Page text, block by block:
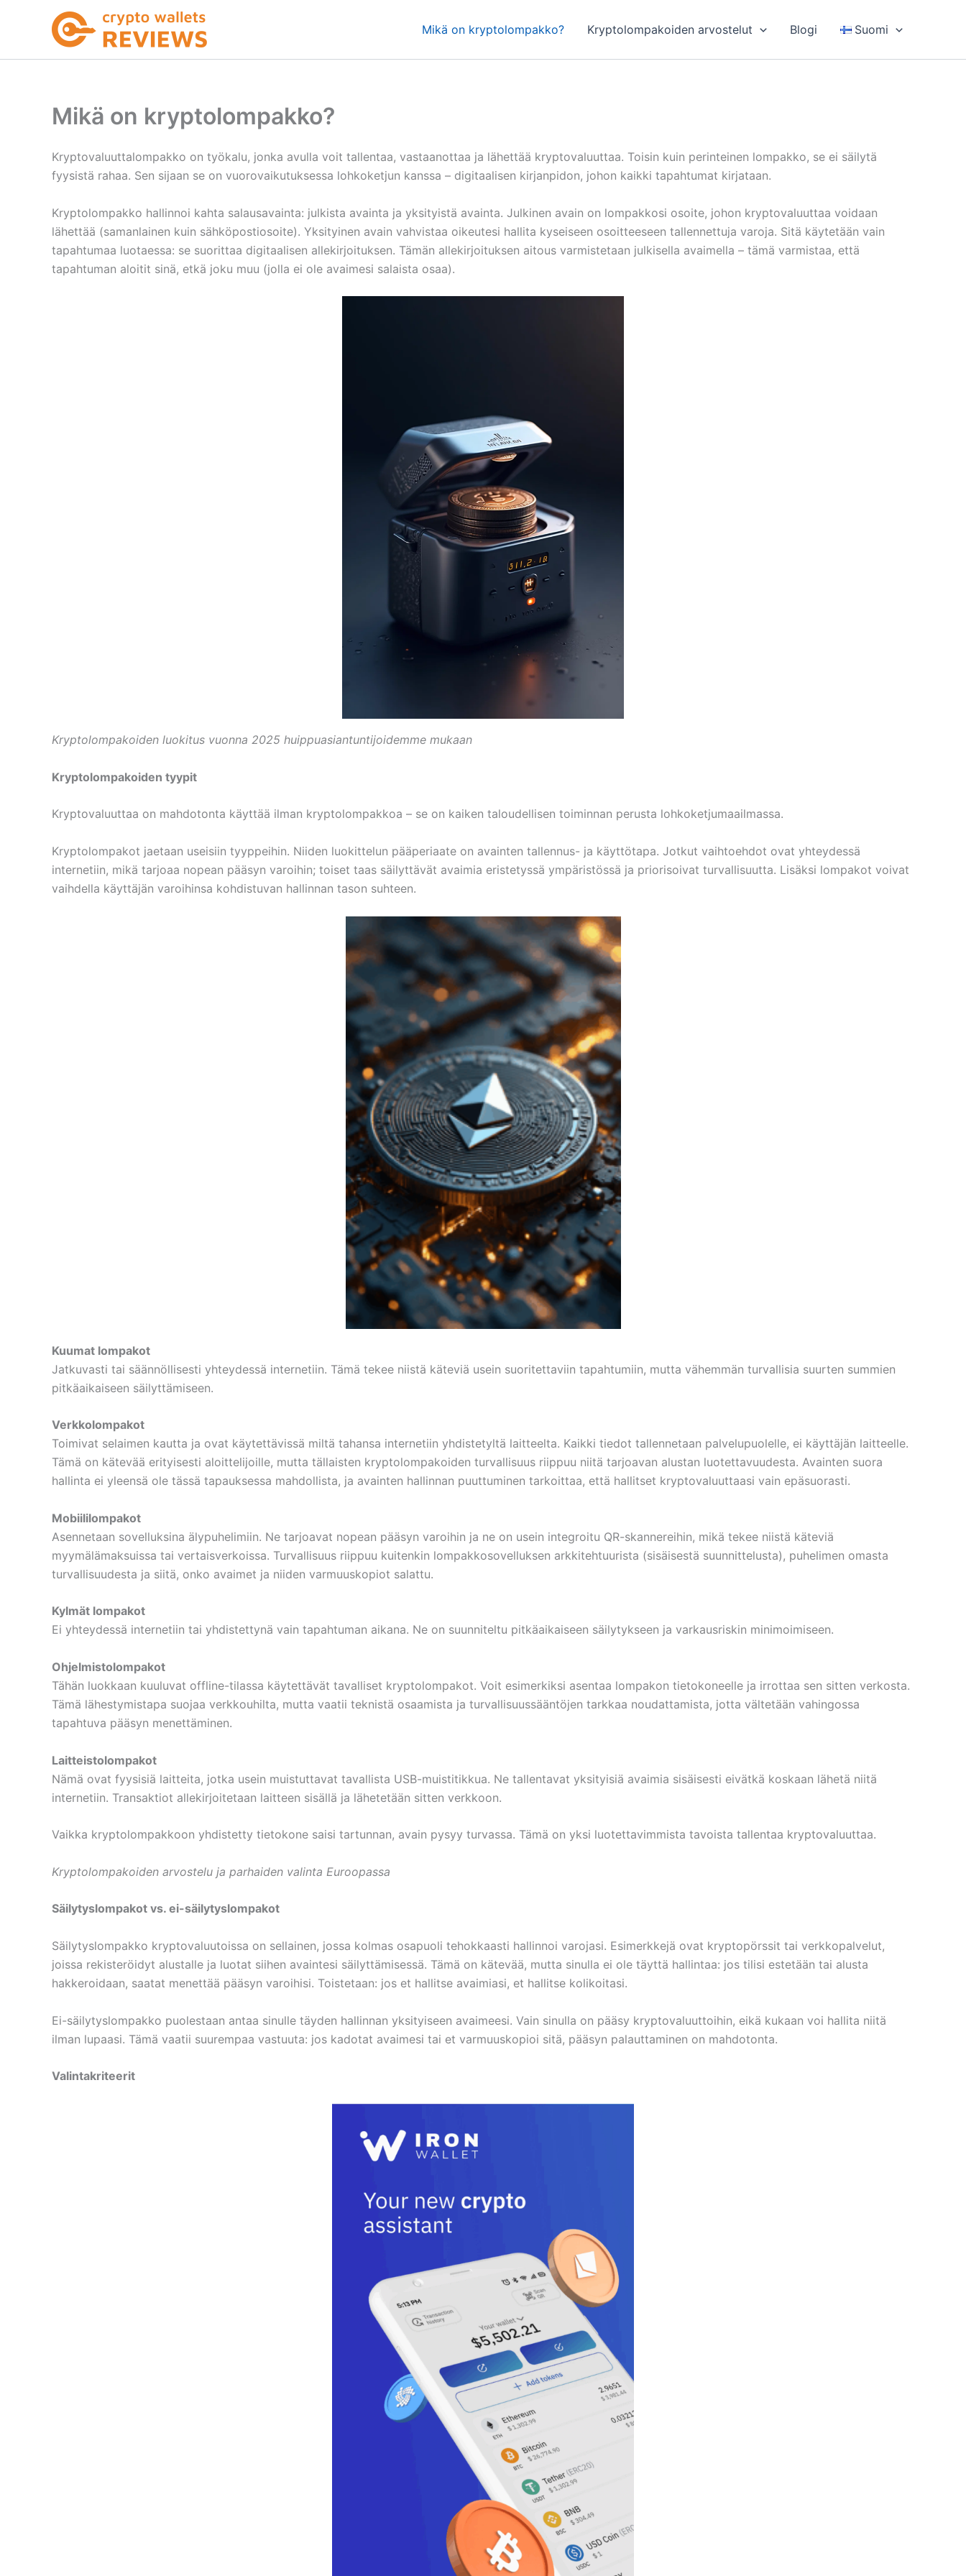
Mikä on kryptolompakko? Kryptolompakoiden arvostelut Blogi Suomi
Mikä on kryptolompakko?
Kryptovaluuttalompakko on työkalu, jonka avulla voit tallentaa, vastaanottaa ja lähettää kryptovaluuttaa. Toisin kuin perinteinen lompakko, se ei säilytä
fyysistä rahaa. Sen sijaan se on vuorovaikutuksessa lohkoketjun kanssa – digitaalisen kirjanpidon, johon kaikki tapahtumat kirjataan.
Kryptolompakko hallinnoi kahta salausavainta: julkista avainta ja yksityistä avainta. Julkinen avain on lompakkosi osoite, johon kryptovaluuttaa voidaan
lähettää (samanlainen kuin sähköpostiosoite). Yksityinen avain vahvistaa oikeutesi hallita kyseiseen osoitteeseen tallennettuja varoja. Sitä käytetään vain
tapahtumaa luotaessa: se suorittaa digitaalisen allekirjoituksen. Tämän allekirjoituksen aitous varmistetaan julkisella avaimella – tämä varmistaa, että
tapahtuman aloitit sinä, etkä joku muu (jolla ei ole avaimesi salaista osaa).
Kryptolompakoiden luokitus vuonna 2025 huippuasiantuntijoidemme mukaan
Kryptolompakoiden tyypit
Kryptovaluuttaa on mahdotonta käyttää ilman kryptolompakkoa – se on kaiken taloudellisen toiminnan perusta lohkoketjumaailmassa.
Kryptolompakot jaetaan useisiin tyyppeihin. Niiden luokittelun pääperiaate on avainten tallennus- ja käyttötapa. Jotkut vaihtoehdot ovat yhteydessä
internetiin, mikä tarjoaa nopean pääsyn varoihin; toiset taas säilyttävät avaimia eristetyssä ympäristössä ja priorisoivat turvallisuutta. Lisäksi lompakot voivat
vaihdella käyttäjän varoihinsa kohdistuvan hallinnan tason suhteen.
Kuumat lompakot
Jatkuvasti tai säännöllisesti yhteydessä internetiin. Tämä tekee niistä käteviä usein suoritettaviin tapahtumiin, mutta vähemmän turvallisia suurten summien
pitkäaikaiseen säilyttämiseen.
Verkkolompakot
Toimivat selaimen kautta ja ovat käytettävissä miltä tahansa internetiin yhdistetyltä laitteelta. Kaikki tiedot tallennetaan palvelupuolelle, ei käyttäjän laitteelle.
Tämä on kätevää erityisesti aloittelijoille, mutta tällaisten kryptolompakoiden turvallisuus riippuu niitä tarjoavan alustan luotettavuudesta. Avainten suora
hallinta ei yleensä ole tässä tapauksessa mahdollista, ja avainten hallinnan puuttuminen tarkoittaa, että hallitset kryptovaluuttaasi vain epäsuorasti.
Mobiililompakot
Asennetaan sovelluksina älypuhelimiin. Ne tarjoavat nopean pääsyn varoihin ja ne on usein integroitu QR-skannereihin, mikä tekee niistä käteviä
myymälämaksuissa tai vertaisverkoissa. Turvallisuus riippuu kuitenkin lompakkosovelluksen arkkitehtuurista (sisäisestä suunnittelusta), puhelimen omasta
turvallisuudesta ja siitä, onko avaimet ja niiden varmuuskopiot salattu.
Kylmät lompakot
Ei yhteydessä internetiin tai yhdistettynä vain tapahtuman aikana. Ne on suunniteltu pitkäaikaiseen säilytykseen ja varkausriskin minimoimiseen.
Ohjelmistolompakot
Tähän luokkaan kuuluvat offline-tilassa käytettävät tavalliset kryptolompakot. Voit esimerkiksi asentaa lompakon tietokoneelle ja irrottaa sen sitten verkosta.
Tämä lähestymistapa suojaa verkkouhilta, mutta vaatii teknistä osaamista ja turvallisuussääntöjen tarkkaa noudattamista, jotta vältetään vahingossa
tapahtuva pääsyn menettäminen.
Laitteistolompakot
Nämä ovat fyysisiä laitteita, jotka usein muistuttavat tavallista USB-muistitikkua. Ne tallentavat yksityisiä avaimia sisäisesti eivätkä koskaan lähetä niitä
internetiin. Transaktiot allekirjoitetaan laitteen sisällä ja lähetetään sitten verkkoon.
Vaikka kryptolompakkoon yhdistetty tietokone saisi tartunnan, avain pysyy turvassa. Tämä on yksi luotettavimmista tavoista tallentaa kryptovaluuttaa.
Kryptolompakoiden arvostelu ja parhaiden valinta Euroopassa
Säilytyslompakot vs. ei-säilytyslompakot
Säilytyslompakko kryptovaluutoissa on sellainen, jossa kolmas osapuoli tehokkaasti hallinnoi varojasi. Esimerkkejä ovat kryptopörssit tai verkkopalvelut,
joissa rekisteröidyt alustalle ja luotat siihen avaintesi säilyttämisessä. Tämä on kätevää, mutta sinulla ei ole täyttä hallintaa: jos tilisi estetään tai alusta
hakkeroidaan, saatat menettää pääsyn varoihisi. Toistetaan: jos et hallitse avaimiasi, et hallitse kolikoitasi.
Ei-säilytyslompakko puolestaan ​​antaa sinulle täyden hallinnan yksityiseen avaimeesi. Vain sinulla on pääsy kryptovaluuttoihin, eikä kukaan voi hallita niitä
ilman lupaasi. Tämä vaatii suurempaa vastuuta: jos kadotat avaimesi tai et varmuuskopioi sitä, pääsyn palauttaminen on mahdotonta.
Valintakriteerit